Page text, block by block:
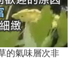
的氣味層次非